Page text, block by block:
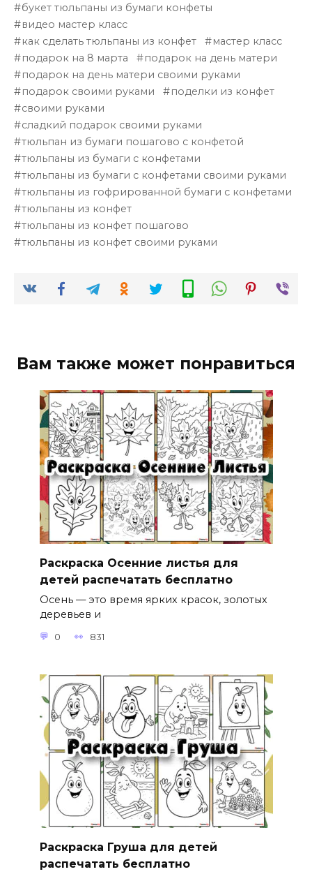
букет тюльпаны из бумаги конфеты
видео мастер класс
как сделать тюльпаны из конфет
мастер класс
подарок на 8 марта
подарок на день матери
подарок на день матери своими руками
подарок своими руками
поделки из конфет
своими руками
сладкий подарок своими руками
тюльпан из бумаги пошагово с конфетой
тюльпаны из бумаги с конфетами
тюльпаны из бумаги с конфетами своими руками
тюльпаны из гофрированной бумаги с конфетами
тюльпаны из конфет
тюльпаны из конфет пошагово
тюльпаны из конфет своими руками
Вам также может понравиться
Раскраска Осенние листья для
детей распечатать бесплатно
Осень — это время ярких красок, золотых
деревьев и
0 831
Раскраска Груша для детей
распечатать бесплатно